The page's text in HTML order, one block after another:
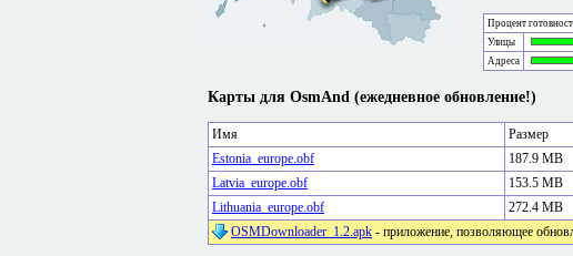
Процент
Улицы
Адреса
Карты для OsmAnd (ежедневное обновление!)
Имя Размер
Estonia_europe.obf
187.9 MB
Latvia_europe.obf
153.5 MB
Lithuania_europe.obf
272.4 MB
OSMDownloader_1.2.apk - приложение, позволяющее